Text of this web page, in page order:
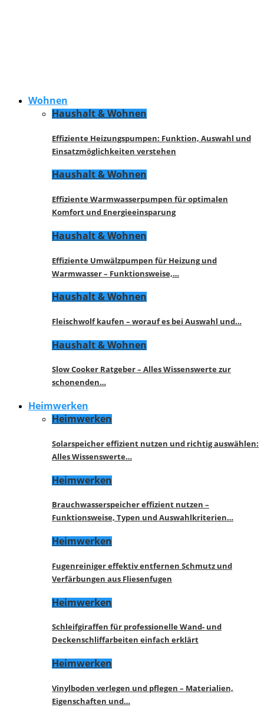
Wohnen
Haushalt & Wohnen
Effiziente Heizungspumpen: Funktion, Auswahl und
Einsatzmöglichkeiten verstehen
Haushalt & Wohnen
Effiziente Warmwasserpumpen für optimalen
Komfort und Energieeinsparung
Haushalt & Wohnen
Effiziente Umwälzpumpen für Heizung und
Warmwasser – Funktionsweise,…
Haushalt & Wohnen
Fleischwolf kaufen – worauf es bei Auswahl und…
Haushalt & Wohnen
Slow Cooker Ratgeber – Alles Wissenswerte zur
schonenden…
Heimwerken
Heimwerken
Solarspeicher effizient nutzen und richtig auswählen:
Alles Wissenswerte…
Heimwerken
Brauchwasserspeicher effizient nutzen –
Funktionsweise, Typen und Auswahlkriterien…
Heimwerken
Fugenreiniger effektiv entfernen Schmutz und
Verfärbungen aus Fliesenfugen
Heimwerken
Schleifgiraffen für professionelle Wand- und
Deckenschliffarbeiten einfach erklärt
Heimwerken
Vinylboden verlegen und pflegen – Materialien,
Eigenschaften und…